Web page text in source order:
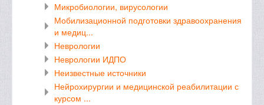
Микробиологии, вирусологии
Мобилизационной подготовки здравоохранения
и медиц...
Неврологии
Неврологии ИДПО
Неизвестные источники
Нейрохирургии и медицинской реабилитации с
курсом ...